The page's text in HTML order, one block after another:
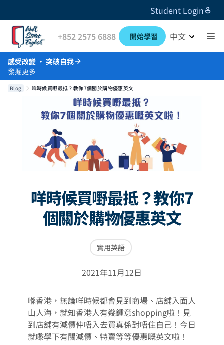
Student Login
+852 2575 6888 開始學習 中文
感受改變 · 突破自我
發掘更多
Blog 咩時候買嘢最抵？教你7個關於購物優惠英文
咩時候買嘢最抵？教你7
個關於購物優惠英文
實用英語
2021年11月12日
喺香港，無論咩時候都會見到商場、店舖入面人
山人海，就知香港人有幾鍾意shopping啦！見
到店舖有減價仲唔入去買真係對唔住自己！今日
就嚟學下有關減價、特賣等等優惠嘅英文啦！